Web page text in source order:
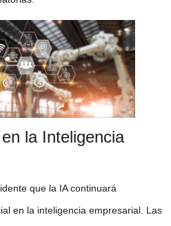
la Inteligencia
que la IA continuará
en la inteligencia empresarial. Las